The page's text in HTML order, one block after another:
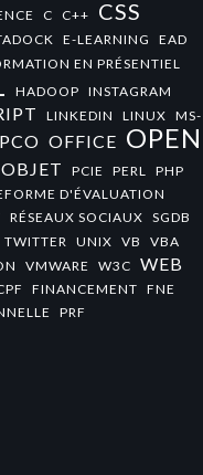
C C++ CSS
E-LEARNING EAD
EN PRÉSENTIEL
HADOOP INSTAGRAM
LINKEDIN LINUX MS-
OFFICE OPEN
PCIE PERL
PHP
D'ÉVALUATION
RÉSEAUX SOCIAUX SGDB
TWITTER UNIX VB
VBA
VMWARE W3C WEB
FINANCEMENT FNE
PRF